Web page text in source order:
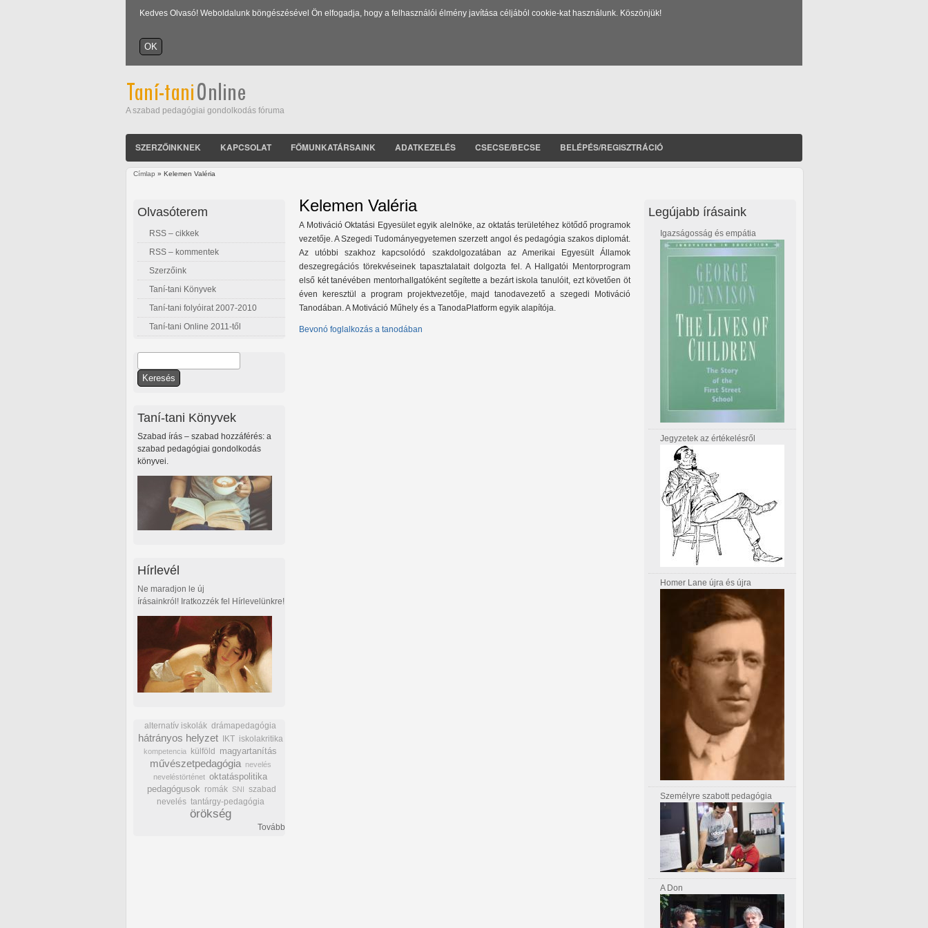
Kedves Olvasó! Weboldalunk böngészésével Ön elfogadja, hogy a felhasználói élmény javítása céljából cookie-kat használunk. Köszönjük!
A szabad pedagógiai gondolkodás fóruma
SZERZŐINKNEK KAPCSOLAT FŐMUNKATÁRSAINK ADATKEZELÉS CSECSE/BECSE BELÉPÉS/REGISZTRÁCIÓ
Címlap » Kelemen Valéria
Kelemen Valéria
A Motiváció Oktatási Egyesület egyik alelnöke, az oktatás területéhez kötődő programok
vezetője. A Szegedi Tudományegyetemen szerzett angol és pedagógia szakos diplomát.
Az utóbbi szakhoz kapcsolódó szakdolgozatában az Amerikai Egyesült Államok
deszegregációs törekvéseinek tapasztalatait dolgozta fel. A Hallgatói Mentorprogram
első két tanévében mentorhallgatóként segítette a bezárt iskola tanulóit, ezt követően öt
éven keresztül a program projektvezetője, majd tanodavezető a szegedi Motiváció
Tanodában. A Motiváció Műhely és a TanodaPlatform egyik alapítója.
Bevonó foglalkozás a tanodában
Olvasóterem
RSS – cikkek
RSS – kommentek
Szerzőink
Taní-tani Könyvek
Taní-tani folyóirat 2007-2010
Taní-tani Online 2011-től
Keresés űrlap
Taní-tani Könyvek
Szabad írás – szabad hozzáférés: a
szabad pedagógiai gondolkodás
könyvei.
Hírlevél
Ne maradjon le új
írásainkról! Iratkozzék fel Hírlevelünkre!
alternatív iskolák drámapedagógia
hátrányos helyzet IKT iskolakritika
kompetencia külföld magyartanítás
művészetpedagógia
nevelés
neveléstörténet oktatáspolitika
pedagógusok romák SNI szabad
nevelés tantárgy-pedagógia
örökség
Tovább
Legújabb írásaink
Igazságosság és empátia
Jegyzetek az értékelésről
Homer Lane újra és újra
Személyre szabott pedagógia
A Don